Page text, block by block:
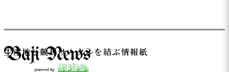
生産地と競馬サークルを結ぶ情報紙